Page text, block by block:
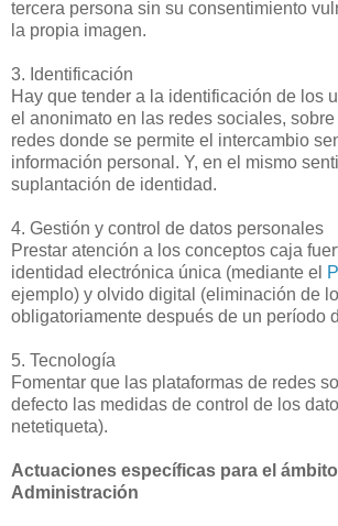
tercera persona sin su consentimiento
la propia imagen.
3. Identificación
Hay que tender a la identificación de los
el anonimato en las redes sociales,
redes donde se permite el intercambio
información personal. Y, en el mismo
suplantación de identidad.
4. Gestión y control de datos personales
Prestar atención a los conceptos caja
identidad electrónica única (mediante el
ejemplo) y olvido digital (eliminación de
obligatoriamente después de un período
5. Tecnología
Fomentar que las plataformas de redes
defecto las medidas de control de los
netetiqueta).
Actuaciones específicas para el
Administración